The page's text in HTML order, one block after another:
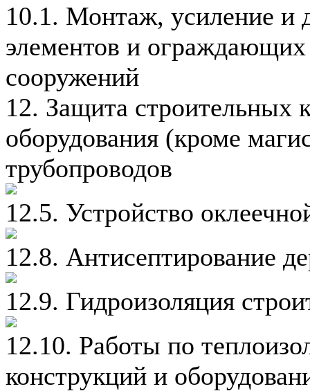
10.1. Монтаж, усиление и
элементов и
сооружений
12. Защита строительных
оборудования (кроме
трубопроводов
12.5. Устройство
12.8. Антисептирование
12.9. Гидроизоляция
12.10. Работы по
конструкций и